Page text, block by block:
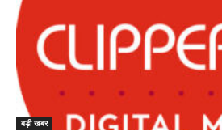
बड़ी खबर